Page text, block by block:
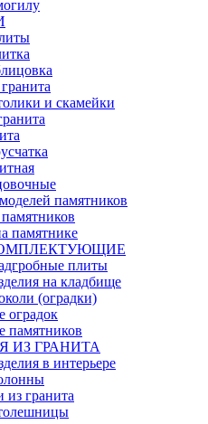
и скамейки
памятников
памятнике
плиты
на кладбище
(оградки)
оградок
памятников
ИЗ ГРАНИТА
в интерьере
гранита